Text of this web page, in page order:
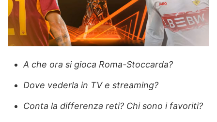
A che ora si gioca Roma-Stoccarda?
Dove vederla in TV e streaming?
Conta la differenza reti? Chi sono i favoriti?